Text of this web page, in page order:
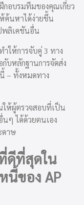
กอบรมทีมของคุณเกี่ยว
ค้นหาได้ง่ายขึ้น
พลิเคชันอื่น
ให้การจับคู่ 3 ทาง
บหลักฐานการจัดส่ง
– ทั้งหมดทาง
ให้ผู้ตรวจสอบที่เป็น
ๆ ได้ด้วยตนเอง
ดาษ
ดีที่สุดใน
นี้ของ AP